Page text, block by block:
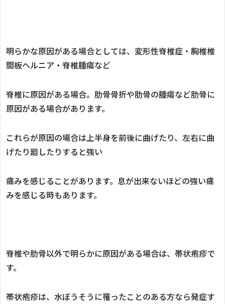
明らかな原因がある場合としては、変形性脊椎症・胸椎椎
間板ヘルニア・脊椎腫瘍など
脊椎に原因がある場合。肋骨骨折や肋骨の腫瘍など肋骨に
原因がある場合があります。
これらが原因の場合は上半身を前後に曲げたり、左右に曲
げたり廻したりすると強い
痛みを感じることがあります。息が出来ないほどの強い痛
みを感じる時もあります。
脊椎や肋骨以外で明らかに原因がある場合は、帯状疱疹で
す。
帯状疱疹は、水ぼうそうに罹ったことのある方なら発症す